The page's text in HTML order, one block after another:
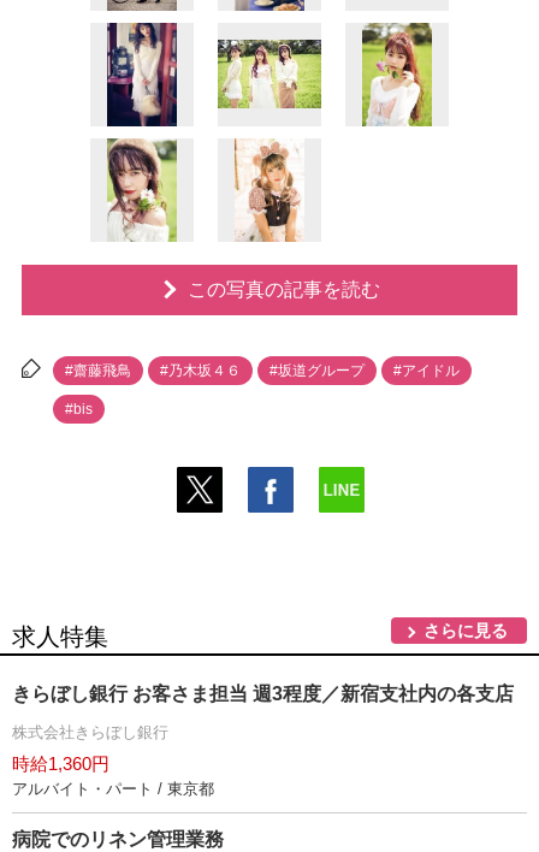
この写真の記事を読む
#齋藤飛鳥 #乃木坂４６ #坂道グループ #アイドル
#bis
求人特集 さらに見る
きらぼし銀行 お客さま担当 週3程度／新宿支社内の各支店
株式会社きらぼし銀行
時給1,360円
アルバイト・パート / 東京都
病院でのリネン管理業務